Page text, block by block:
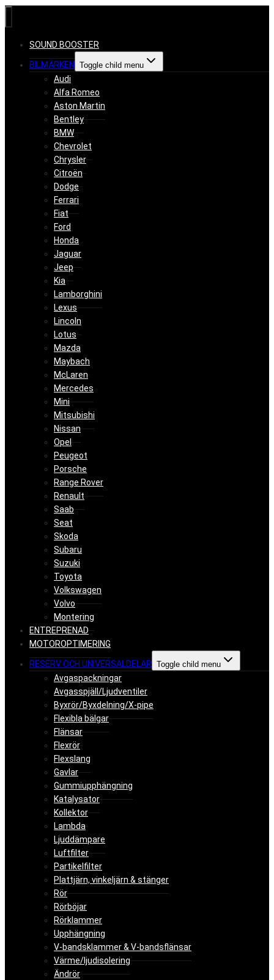
SOUND BOOSTER
BILMÄRKEN Toggle child menu
Audi
Alfa Romeo
Aston Martin
Bentley
BMW
Chevrolet
Chrysler
Citroën
Dodge
Ferrari
Fiat
Ford
Honda
Jaguar
Jeep
Kia
Lamborghini
Lexus
Lincoln
Lotus
Mazda
Maybach
McLaren
Mercedes
Mini
Mitsubishi
Nissan
Opel
Peugeot
Porsche
Range Rover
Renault
Saab
Seat
Skoda
Subaru
Suzuki
Toyota
Volkswagen
Volvo
Montering
ENTREPRENAD
MOTOROPTIMERING
RESERV OCH UNIVERSALDELAR Toggle child menu
Avgaspackningar
Avgasspjäll/Ljudventiler
Byxrör/Byxdelning/X-pipe
Flexibla bälgar
Flänsar
Flexrör
Flexslang
Gavlar
Gummiupphängning
Katalysator
Kollektor
Lambda
Ljuddämpare
Luftfilter
Partikelfilter
Plattjärn, vinkeljärn & stänger
Rör
Rörböjar
Rörklammer
Upphängning
V-bandsklammer & V-bandsflänsar
Värme/ljudisolering
Ändrör